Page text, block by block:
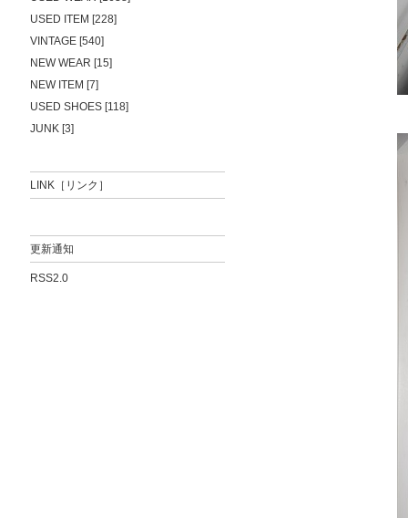
USED ITEM [228]
VINTAGE [540]
NEW WEAR [15]
NEW ITEM [7]
USED SHOES [118]
JUNK [3]
LINK［リンク］
更新通知
RSS2.0